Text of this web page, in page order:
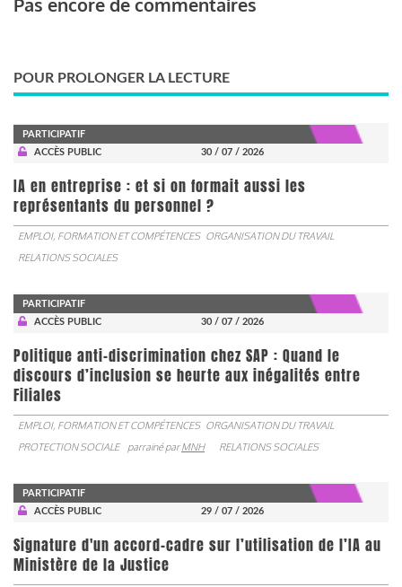
POUR PROLONGER LA LECTURE
PARTICIPATIF
ACCÈS PUBLIC
30 / 07 / 2026
IA en entreprise : et si on formait aussi les
représentants du personnel ?
EMPLOI, FORMATION ET COMPÉTENCES ORGANISATION DU TRAVAIL
RELATIONS SOCIALES
PARTICIPATIF
ACCÈS PUBLIC
30 / 07 / 2026
Politique anti-discrimination chez SAP : Quand le
discours d’inclusion se heurte aux inégalités entre
Filiales
EMPLOI, FORMATION ET COMPÉTENCES ORGANISATION DU TRAVAIL
PROTECTION SOCIALE
parrainé parMNH RELATIONS SOCIALES
PARTICIPATIF
ACCÈS PUBLIC
29 / 07 / 2026
Signature d'un accord-cadre sur l’utilisation de l’IA au
Ministère de la Justice